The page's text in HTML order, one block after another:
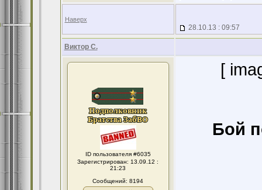
Наверх
28.10.13 : 09:57
Виктор С.
ID пользователя #6035
Зарегистрирован: 13.09.12 :
21:23
Сообщений: 8194
[
Бой